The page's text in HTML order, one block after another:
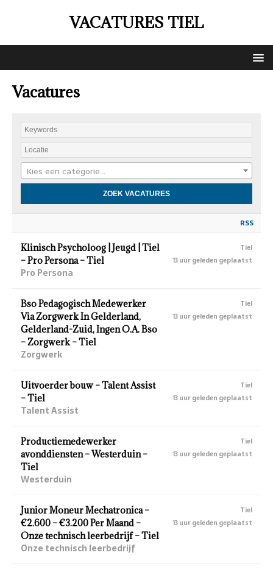
VACATURES TIEL
Vacatures
Kies een categorie…
RSS
Klinisch Psycholoog | Jeugd | Tiel
– Pro Persona – Tiel
Pro Persona
Tiel
13 uur geleden geplaatst
Bso Pedagogisch Medewerker
Via Zorgwerk In Gelderland,
Gelderland-Zuid, Ingen O.A. Bso
– Zorgwerk – Tiel
Zorgwerk
Tiel
13 uur geleden geplaatst
Uitvoerder bouw – Talent Assist
– Tiel
Talent Assist
Tiel
13 uur geleden geplaatst
Productiemedewerker
avonddiensten – Westerduin –
Tiel
Westerduin
Tiel
13 uur geleden geplaatst
Junior Moneur Mechatronica –
€2.600 – €3.200 Per Maand –
Onze technisch leerbedrijf – Tiel
Onze technisch leerbedrijf
Tiel
13 uur geleden geplaatst